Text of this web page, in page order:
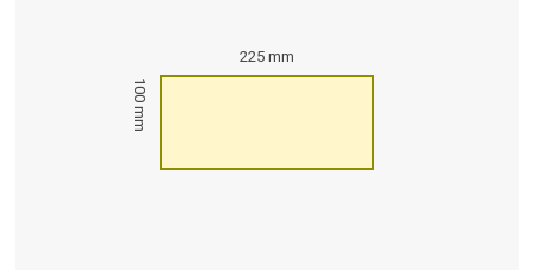
225 mm
100 mm